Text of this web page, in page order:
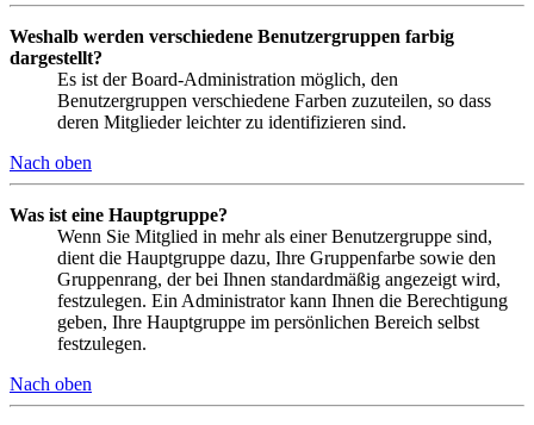
Weshalb werden verschiedene Benutzergruppen farbig
dargestellt?
Es ist der Board-Administration möglich, den
Benutzergruppen verschiedene Farben zuzuteilen, so dass
deren Mitglieder leichter zu identifizieren sind.
Nach oben
Was ist eine Hauptgruppe?
Wenn Sie Mitglied in mehr als einer Benutzergruppe sind,
dient die Hauptgruppe dazu, Ihre Gruppenfarbe sowie den
Gruppenrang, der bei Ihnen standardmäßig angezeigt wird,
festzulegen. Ein Administrator kann Ihnen die Berechtigung
geben, Ihre Hauptgruppe im persönlichen Bereich selbst
festzulegen.
Nach oben